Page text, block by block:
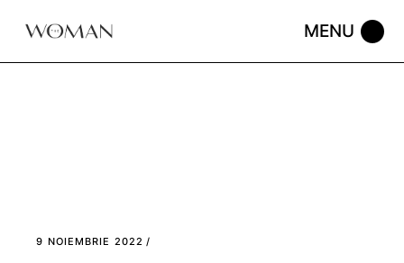
9 NOIEMBRIE 2022